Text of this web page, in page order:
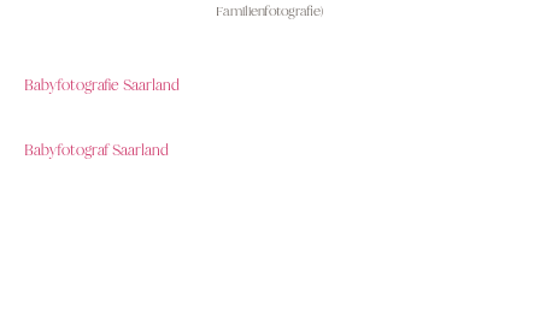
Familienfotografie)
Babyfotografie Saarland
Babyfotograf Saarland